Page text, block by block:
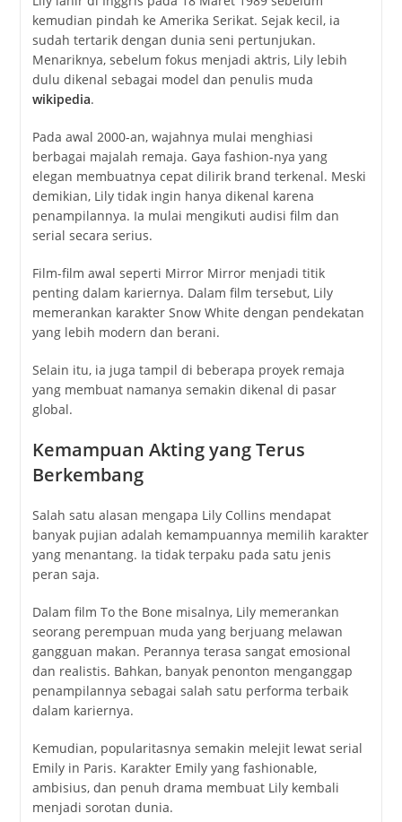
kemudian pindah ke Amerika Serikat. Sejak kecil, ia
sudah tertarik dengan dunia seni pertunjukan.
Menariknya, sebelum fokus menjadi aktris, Lily lebih
dulu dikenal sebagai model dan penulis muda
wikipedia.
Pada awal 2000-an, wajahnya mulai menghiasi
berbagai majalah remaja. Gaya fashion-nya yang
elegan membuatnya cepat dilirik brand terkenal. Meski
demikian, Lily tidak ingin hanya dikenal karena
penampilannya. Ia mulai mengikuti audisi film dan
serial secara serius.
Film-film awal seperti Mirror Mirrormenjadi titik
penting dalam kariernya. Dalam film tersebut, Lily
memerankan karakter Snow White dengan pendekatan
yang lebih modern dan berani.
Selain itu, ia juga tampil di beberapa proyek remaja
yang membuat namanya semakin dikenal di pasar
global.
Kemampuan Akting yang Terus
Berkembang
Salah satu alasan mengapa Lily Collins mendapat
banyak pujian adalah kemampuannya memilih karakter
yang menantang. Ia tidak terpaku pada satu jenis
peran saja.
Dalam film To the Bone misalnya, Lily memerankan
seorang perempuan muda yang berjuang melawan
gangguan makan. Perannya terasa sangat emosional
dan realistis. Bahkan, banyak penonton menganggap
penampilannya sebagai salah satu performa terbaik
dalam kariernya.
Kemudian, popularitasnya semakin melejit lewat serial
Emily in Paris. Karakter Emily yang fashionable,
ambisius, dan penuh drama membuat Lily kembali
menjadi sorotan dunia.